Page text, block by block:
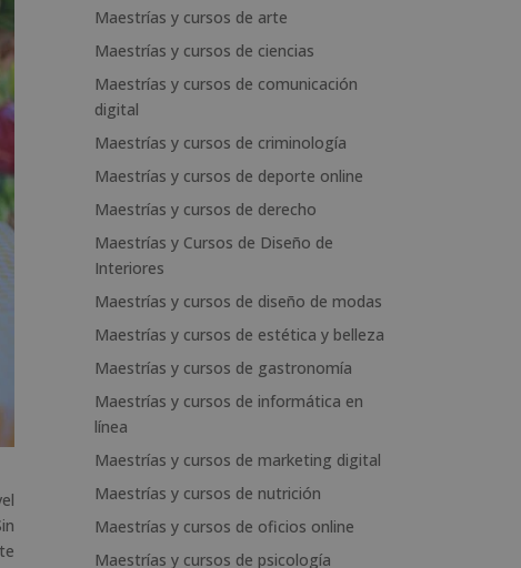
Maestrías y cursos de arte
Maestrías y cursos de ciencias
Maestrías y cursos de comunicación
digital
Maestrías y cursos de criminología
Maestrías y cursos de deporte online
Maestrías y cursos de derecho
Maestrías y Cursos de Diseño de
Interiores
Maestrías y cursos de diseño de modas
Maestrías y cursos de estética y belleza
Maestrías y cursos de gastronomía
Maestrías y cursos de informática en
línea
Maestrías y cursos de marketing digital
Maestrías y cursos de nutrición
Maestrías y cursos de oficios online
Maestrías y cursos de psicología